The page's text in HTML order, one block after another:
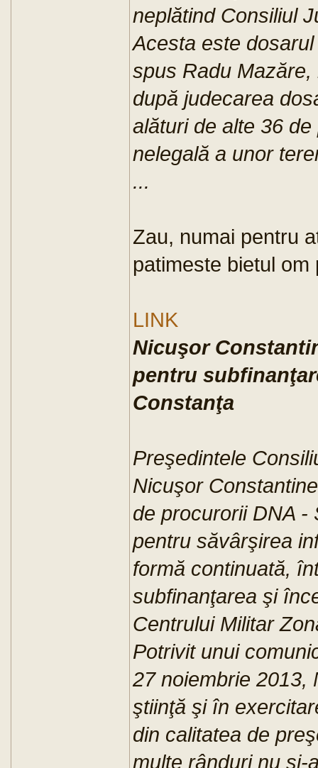
neplătind Consiliul
Acesta este
spus Radu
după judecarea
alături de alte 36
nelegală a unor
...
Zau, numai pentru
patimeste bietul
LINK
Nicuşor
pentru
Constanţa
Preşedintele
Nicuşor
de procurorii DNA -
pentru săvârşirea
formă continuată,
subfinanţarea şi
Centrului Militar
Potrivit unui
27 noiembrie 2013,
ştiinţă şi în
din calitatea de
multe rânduri nu şi-